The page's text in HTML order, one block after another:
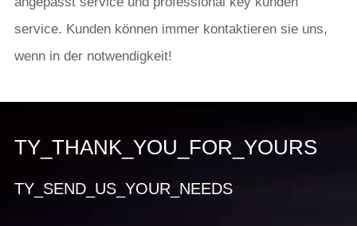
service. Kunden können immer kontaktieren sie uns,
wenn in der notwendigkeit!
TY_THANK_YOU_FOR_YOURS
TY_SEND_US_YOUR_NEEDS